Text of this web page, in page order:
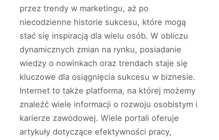
przez trendy w marketingu, aż po
niecodzienne historie sukcesu, które mogą
stać się inspiracją dla wielu osób. W obliczu
dynamicznych zmian na rynku, posiadanie
wiedzy o nowinkach oraz trendach staje się
kluczowe dla osiągnięcia sukcesu w biznesie.
Internet to także platforma, na której możemy
znaleźć wiele informacji o rozwoju osobistym i
karierze zawodowej. Wiele portali oferuje
artykuły dotyczące efektywności pracy,